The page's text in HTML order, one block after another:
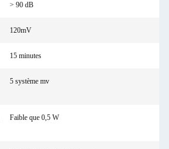
> 90 dB
120mV
15 minutes
5 système mv
Faible que 0,5 W